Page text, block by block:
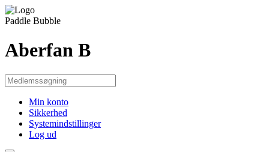
Paddle Bubble
Aberfan B
Min konto
Sikkerhed
Systemindstillinger
Log ud